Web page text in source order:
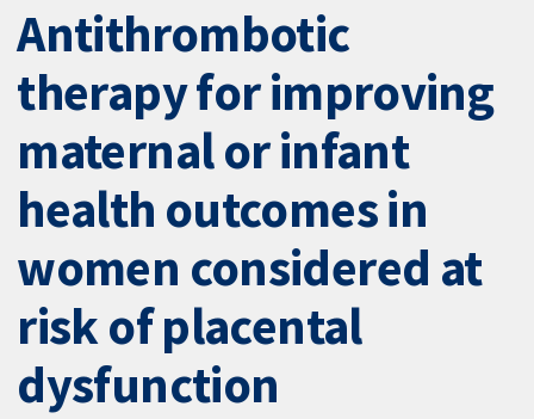
Antithrombotic
therapy for improving
maternal or infant
health outcomes in
women considered at
risk of placental
dysfunction